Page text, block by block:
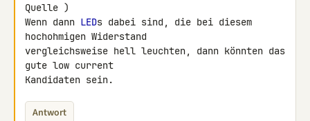
Quelle )
Wenn dann LEDs dabei sind, die bei diesem
hochohmigen Widerstand
vergleichsweise hell leuchten, dann könnten das
gute low current
Kandidaten sein.
Antwort